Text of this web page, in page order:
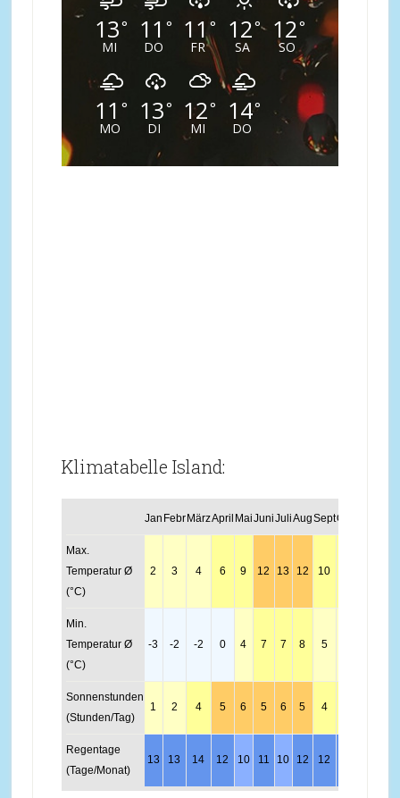
13°
MI
11 °
DO
11°
FR
12°
SA
12°
SO
11 °
MO
13°
DI
12°
MI
14°
DO
Klimatabelle Island:
Jan Febr MärzApril MaiJuniJuliAugSeptOkt
Max.
Temperatur Ø
(°C)
2 3 4 6 9 12 13 12 10
Min.
Temperatur Ø
(°C)
-3 -2 -2 0 4 7 7 8 5
Sonnenstunden
(Stunden/Tag)
1 2 4 5 6 5 6 5 4
Regentage
(Tage/Monat)
13 13 14 12 10 11 10 12 12